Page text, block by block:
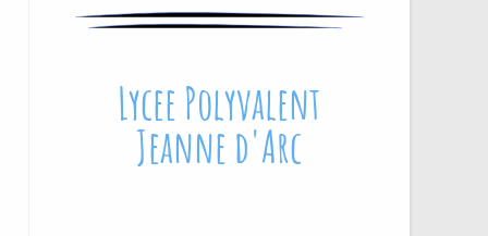
Lycee Polyvalent
Jeanne d'Arc